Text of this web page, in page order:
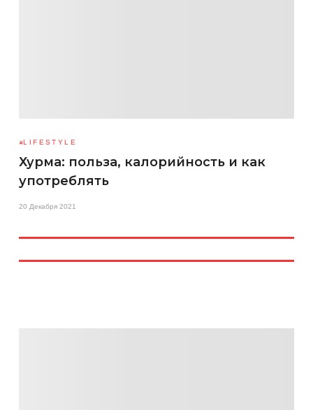
LIFESTYLE
Хурма: польза, калорийность и как
употреблять
20 Декабря 2021